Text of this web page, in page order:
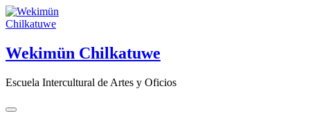
Saltar
al
Wekimün Chilkatuwe
Escuela Intercultural de Artes y Oficios